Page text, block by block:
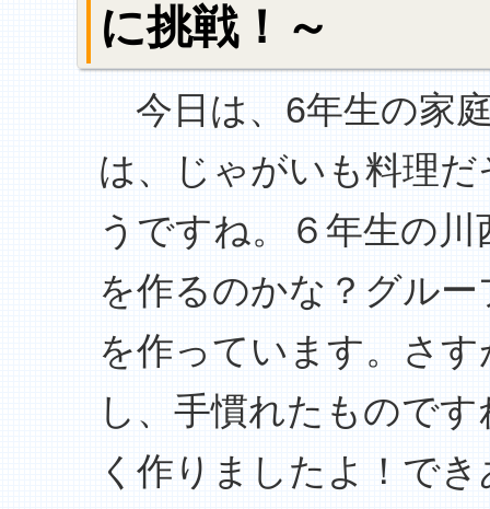
に挑戦！～
今日は、6年生の家
は、じゃがいも料理
うですね。６年生の
を作るのかな？グル
を作っています。さ
し、手慣れたもので
く作りましたよ！で